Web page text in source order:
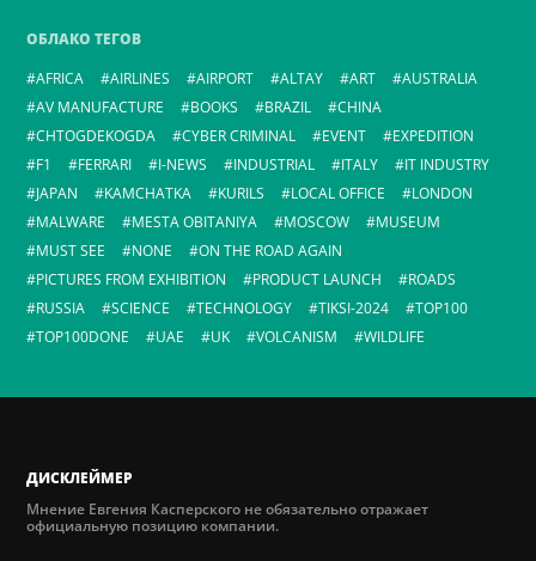
ОБЛАКО ТЕГОВ
AFRICA
AIRLINES AIRPORT ALTAY ART
AUSTRALIA
AV MANUFACTURE
BOOKS BRAZIL
CHINA
CHTOGDEKOGDA
CYBER CRIMINAL EVENT
EXPEDITION
F1
FERRARI I-NEWS INDUSTRIAL ITALY
IT INDUSTRY
JAPAN
KAMCHATKA KURILS LOCAL OFFICE
LONDON
MALWARE
MESTA OBITANIYA MOSCOW
MUSEUM
MUST SEE
NONE
ON THE ROAD AGAIN
PICTURES FROM EXHIBITION
PRODUCT LAUNCH
ROADS
RUSSIA
SCIENCE TECHNOLOGY TIKSI-2024
TOP100
TOP100DONE
UAE UK VOLCANISM WILDLIFE
ДИСКЛЕЙМЕР
Мнение Евгения Касперского не обязательно отражает
официальную позицию компании.